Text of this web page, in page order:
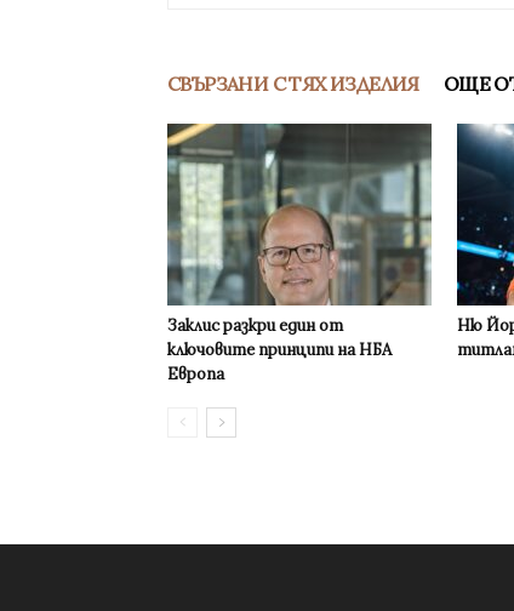
СВЪРЗАНИ С ТЯХ ИЗДЕЛИЯ ОЩЕ
Заклис разкри един от
ключовите принципи на НБА
Европа
Ню